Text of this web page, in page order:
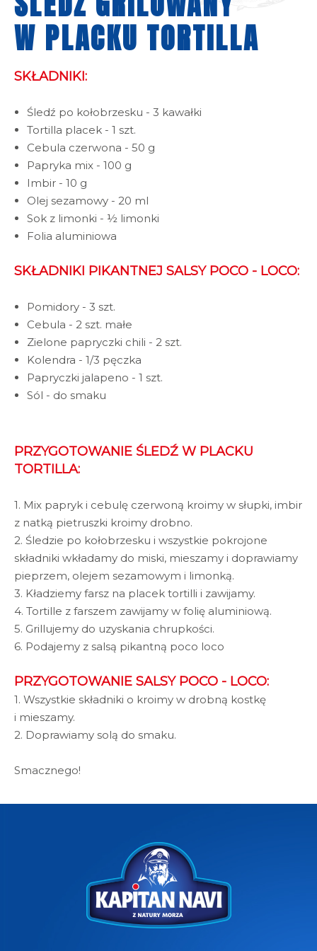
W PLACKU TORTILLA
SKŁADNIKI:
Śledź po kołobrzesku - 3 kawałki
Tortilla placek - 1 szt.
Cebula czerwona - 50 g
Papryka mix - 100 g
Imbir - 10 g
Olej sezamowy - 20 ml
Sok z limonki - ½ limonki
Folia aluminiowa
SKŁADNIKI PIKANTNEJ SALSY POCO - LOCO:
Pomidory - 3 szt.
Cebula - 2 szt. małe
Zielone papryczki chili - 2 szt.
Kolendra - 1/3 pęczka
Papryczki jalapeno - 1 szt.
Sól - do smaku
PRZYGOTOWANIE ŚLEDŹ W PLACKU
TORTILLA:
1. Mix papryk i cebulę czerwoną kroimy w słupki, imbir
z natką pietruszki kroimy drobno.
2. Śledzie po kołobrzesku i wszystkie pokrojone
składniki wkładamy do miski, mieszamy i doprawiamy
pieprzem, olejem sezamowym i limonką.
3. Kładziemy farsz na placek tortilli i zawijamy.
4. Tortille z farszem zawijamy w folię aluminiową.
5. Grillujemy do uzyskania chrupkości.
6. Podajemy z salsą pikantną poco loco
PRZYGOTOWANIE SALSY POCO - LOCO:
1. Wszystkie składniki o kroimy w drobną kostkę
i mieszamy.
2. Doprawiamy solą do smaku.
Smacznego!